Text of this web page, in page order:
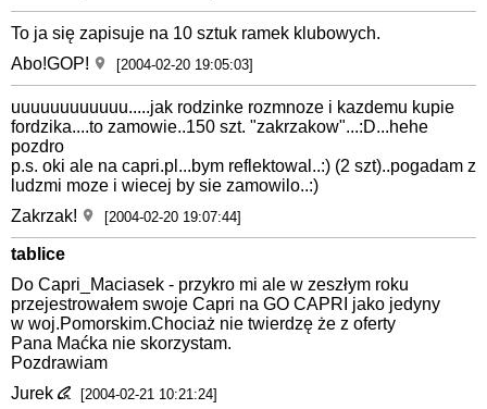
To ja się zapisuje na 10 sztuk ramek klubowych.
Abo!GOP!
[2004-02-20 19:05:03]
uuuuuuuuuuuu.....jak rodzinke rozmnoze i kazdemu kupie
fordzika....to zamowie..150 szt. "zakrzakow"...:D...hehe
pozdro
p.s. oki ale na capri.pl...bym reflektowal..:) (2 szt)..pogadam z
ludzmi moze i wiecej by sie zamowilo..:)
Zakrzak!
[2004-02-20 19:07:44]
tablice
Do Capri_Maciasek - przykro mi ale w zeszłym roku
przejestrowałem swoje Capri na GO CAPRI jako jedyny
w woj.Pomorskim.Chociaż nie twierdzę że z oferty
Pana Maćka nie skorzystam.
Pozdrawiam
Jurek
[2004-02-21 10:21:24]